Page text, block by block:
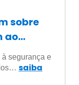
sobre
ao
segurança e
saiba